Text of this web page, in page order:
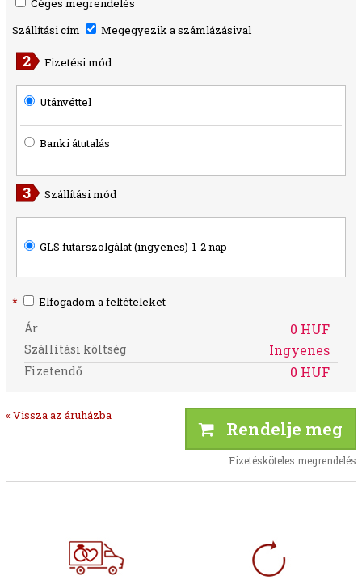
Céges megrendelés
Szállítási cím
Megegyezik a számlázásival
Fizetési mód
Utánvéttel
Banki átutalás
Szállítási mód
GLS futárszolgálat (ingyenes) 1-2 nap
* Elfogadom a feltételeket
Ár 0 HUF
Szállítási költség Ingyenes
Fizetendő 0 HUF
« Vissza az áruházba
Rendelje meg
Fizetésköteles megrendelés